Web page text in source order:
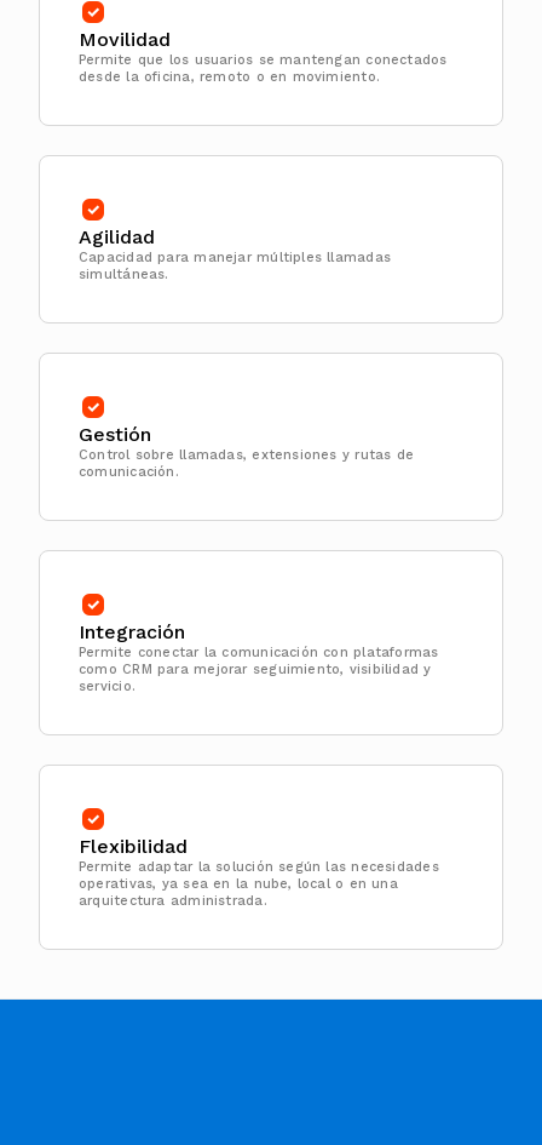
Movilidad
Permite que los usuarios se mantengan conectados
desde la oficina, remoto o en movimiento.
Agilidad
Capacidad para manejar múltiples llamadas
simultáneas.
Gestión
Control sobre llamadas, extensiones y rutas de
comunicación.
Integración
Permite conectar la comunicación con plataformas
como CRM para mejorar seguimiento, visibilidad y
servicio.
Flexibilidad
Permite adaptar la solución según las necesidades
operativas, ya sea en la nube, local o en una
arquitectura administrada.